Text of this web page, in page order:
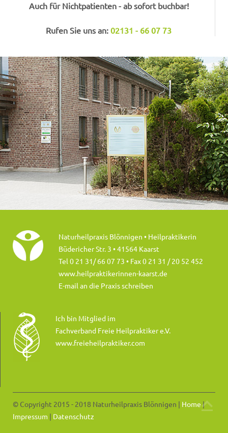
Auch für Nichtpatienten - ab sofort buchbar!
Rufen Sie uns an: 02131 - 66 07 73
Naturheilpraxis Blönnigen • Heilpraktikerin
Büdericher Str. 3 • 41564 Kaarst
Tel 0 21 31/ 66 07 73 • Fax 0 21 31 / 20 52 452
www.heilpraktikerinnen-kaarst.de
E-mail an die Praxis schreiben
Ich bin Mitglied im
Fachverband Freie Heilpraktiker e.V.
www.freieheilpraktiker.com
© Copyright 2015 - 2018 Naturheilpraxis Blönnigen | Home|
Impressum | Datenschutz